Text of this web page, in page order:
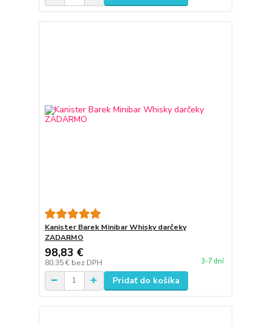
Kanister Barek Minibar Whisky darčeky
ZADARMO
98,83 €
80,35 € bez DPH 3-7 dní
Pridať do košíka